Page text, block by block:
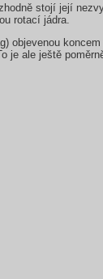
stojí její
rotací jádra.
objevenou koncem
je ale ještě